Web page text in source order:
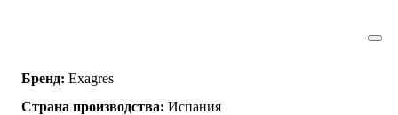
Бренд: Exagres
Страна производства: Испания